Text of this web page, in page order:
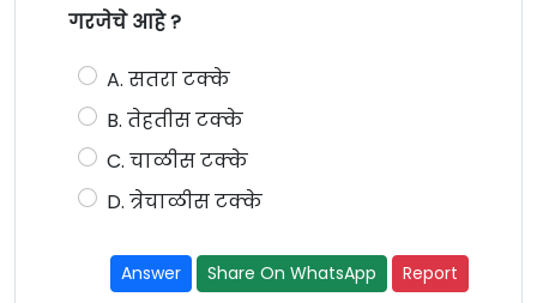
गरजेचे आहे ?
A. सतरा टक्के
B. तेहतीस टक्के
C. चाळीस टक्के
D. त्रेचाळीस टक्के
Answer Share On WhatsApp Report